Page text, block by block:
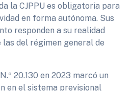
la CJPPU es obligatoria para
en forma autónoma. Sus
responden a su realidad
del régimen general de
20.130 en 2023 marcó un
en el sistema previsional